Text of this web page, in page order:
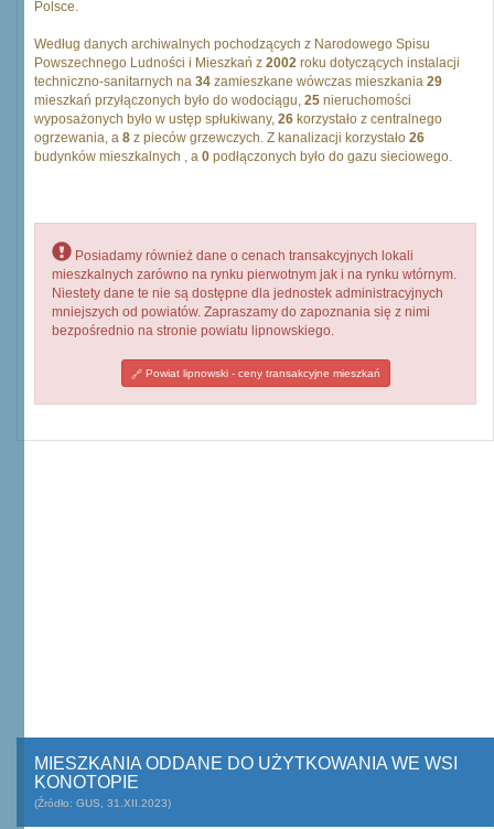
Polsce.
Według danych archiwalnych pochodzących z Narodowego Spisu
Powszechnego Ludności i Mieszkań z 2002 roku dotyczących instalacji
techniczno-sanitarnych na 34 zamieszkane wówczas mieszkania 29
mieszkań przyłączonych było do wodociągu, 25 nieruchomości
wyposażonych było w ustęp spłukiwany, 26 korzystało z centralnego
ogrzewania, a 8 z pieców grzewczych. Z kanalizacji korzystało 26
budynków mieszkalnych , a 0 podłączonych było do gazu sieciowego.
Posiadamy również dane o cenach transakcyjnych lokali
mieszkalnych zarówno na rynku pierwotnym jak i na rynku wtórnym.
Niestety dane te nie są dostępne dla jednostek administracyjnych
mniejszych od powiatów. Zapraszamy do zapoznania się z nimi
bezpośrednio na stronie powiatu lipnowskiego.
Powiat lipnowski - ceny transakcyjne mieszkań
MIESZKANIA ODDANE DO UŻYTKOWANIA WE WSI
KONOTOPIE
(Źródło: GUS, 31.XII.2023)